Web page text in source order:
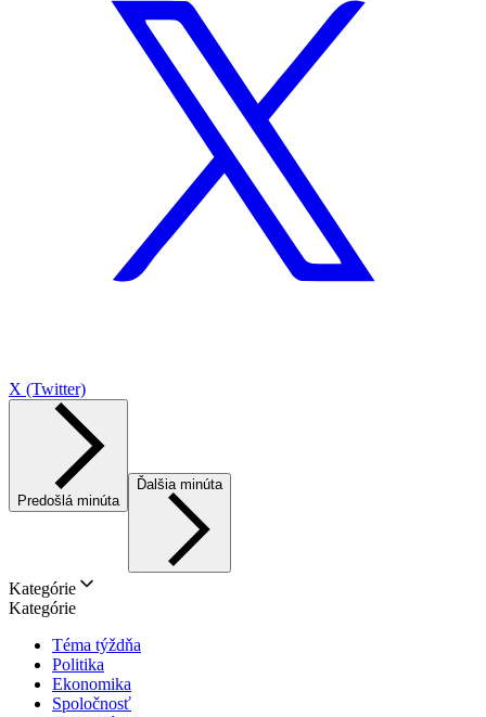
X (Twitter)
Predošlá minúta
Ďalšia minúta
Kategórie
Kategórie
Téma týždňa
Politika
Ekonomika
Spoločnosť